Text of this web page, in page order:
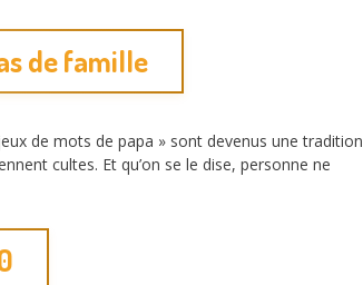
de famille
de mots de papa » sont devenus une tradition
cultes. Et qu’on se le dise, personne ne